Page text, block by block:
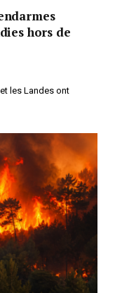
hors de
les Landes ont